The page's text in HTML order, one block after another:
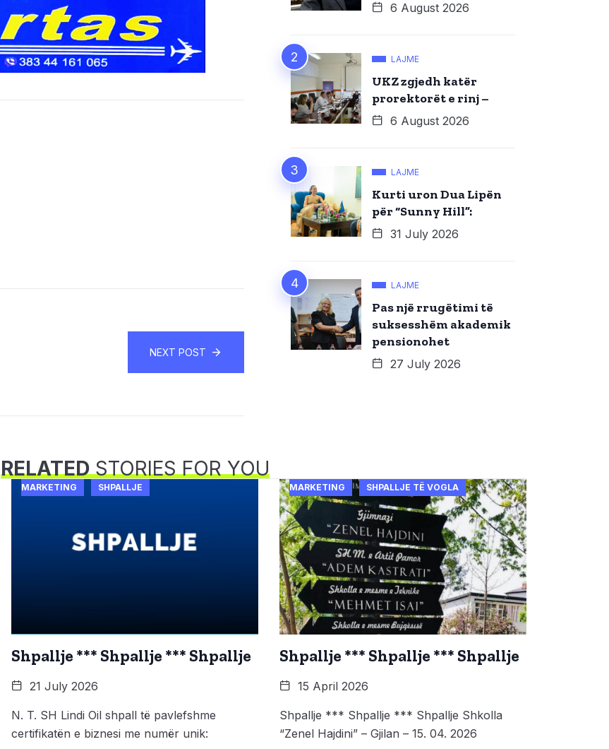
NEXT POST
6 August 2026
LAJME
UKZ zgjedh katër
prorektorët e rinj –
6 August 2026
LAJME
Kurti uron Dua Lipën
për “Sunny Hill”:
31 July 2026
LAJME
Pas një rrugëtimi të
suksesshëm akademik
pensionohet
27 July 2026
RELATEDSTORIES FOR YOU
MARKETING SHPALLJE
Shpallje *** Shpallje *** Shpallje
21 July 2026
N. T. SH Lindi Oil shpall të pavlefshme
certifikatën e biznesi me numër unik:
MARKETING SHPALLJE TË VOGLA
Shpallje *** Shpallje *** Shpallje
15 April 2026
Shpallje *** Shpallje *** Shpallje Shkolla
“Zenel Hajdini” – Gjilan – 15. 04. 2026